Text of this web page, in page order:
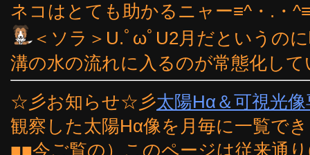
ネコはとても助かるニャー≡^・.・
＜ソラ＞U.ﾟωﾟU2月だというの
溝の水の流れに入るのが常態化し
☆彡お知らせ☆彡太陽Hα＆可視光
観察した太陽Hα像を月毎に一覧で
■■今ご覧の）このページは従来通